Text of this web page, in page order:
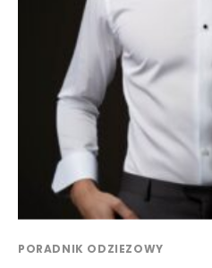
PORADNIK ODZIEZOWY